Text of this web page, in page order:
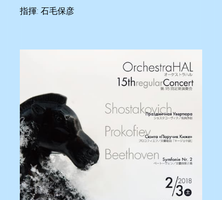
指揮: 石毛保彦